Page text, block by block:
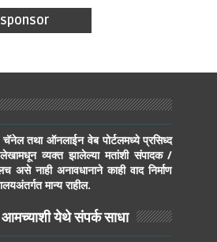
sponsor
तथा ऑनलाईन वेब पोर्टलमध्ये प्रसिध्द
व्यक्त झालेल्या मतांशी संपादक /
नाही अनावधानाने काही वाद निर्माण
मान्य राहील.
आमच्याशी येथे संपर्क साधा